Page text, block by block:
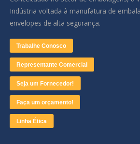
Indústria voltada à manufatura de
envelopes de alta segurança.
Trabalhe Conosco
Representante Comercial
Seja um Fornecedor!
Faça um orçamento!
Linha Ética